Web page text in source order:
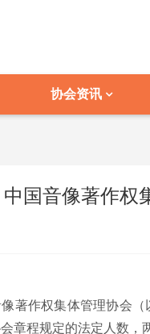
协会资讯
中国音像著作权
著作权集体管理协会
章程规定的法定人数，